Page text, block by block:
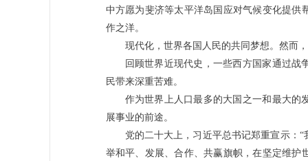
中方愿为斐济等太平洋岛国应对气候变化提
作之洋。
现代化，世界各国人民的共同梦想。然而
回顾世界近现代史，一些西方国家通过
民带来深重苦难。
作为世界上人口最多的大国之一和最大的
展事业的前途。
党的二十大上，习近平总书记郑重宣示：
举和平、发展、合作、共赢旗帜，在坚定维